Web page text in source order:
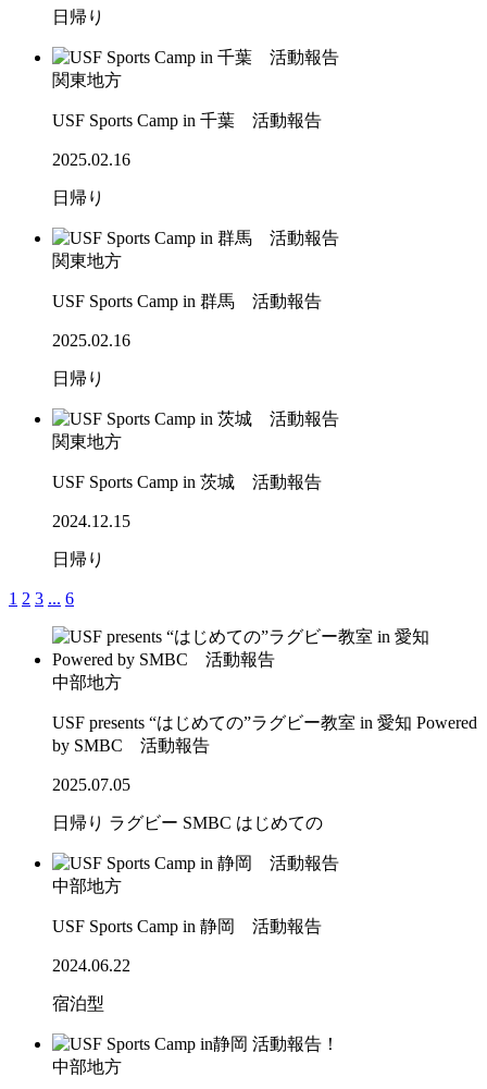
日帰り
関東地方
USF Sports Camp in 千葉 活動報告
2025.02.16
日帰り
関東地方
USF Sports Camp in 群馬 活動報告
2025.02.16
日帰り
関東地方
USF Sports Camp in 茨城 活動報告
2024.12.15
日帰り
1 2 3 ... 6
中部地方
USF presents “はじめての”ラグビー教室 in 愛知 Powered
by SMBC 活動報告
2025.07.05
日帰り ラグビー SMBC はじめての
中部地方
USF Sports Camp in 静岡 活動報告
2024.06.22
宿泊型
中部地方